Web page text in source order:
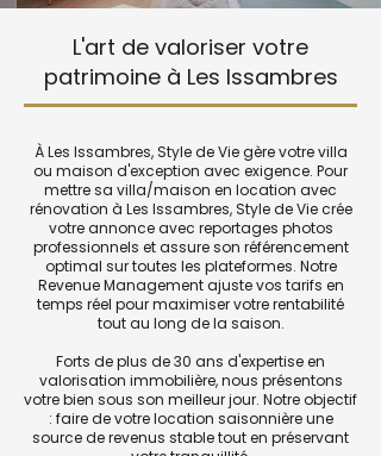
L'art de valoriser votre
patrimoine à Les Issambres
À Les Issambres, Style de Vie gère votre villa
ou maison d'exception avec exigence. Pour
mettre sa villa/maison en location avec
rénovation à Les Issambres, Style de Vie crée
votre annonce avec reportages photos
professionnels et assure son référencement
optimal sur toutes les plateformes. Notre
Revenue Management ajuste vos tarifs en
temps réel pour maximiser votre rentabilité
tout au long de la saison.
Forts de plus de 30 ans d'expertise en
valorisation immobilière, nous présentons
votre bien sous son meilleur jour. Notre objectif
: faire de votre location saisonnière une
source de revenus stable tout en préservant